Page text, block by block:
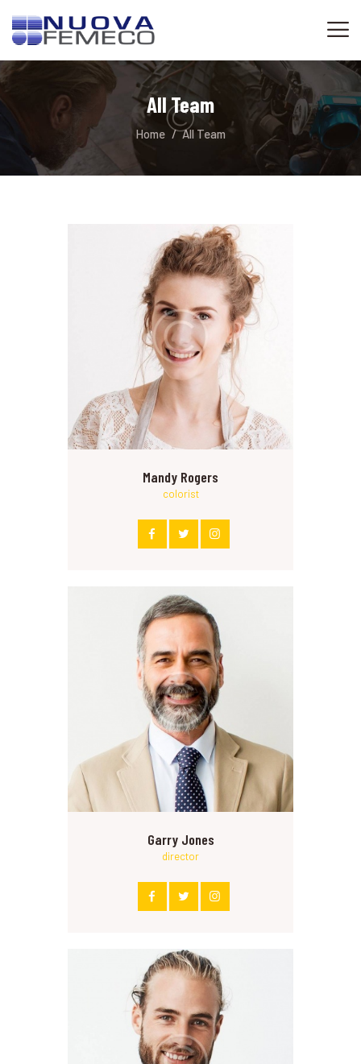
All Team
Home All Team
SERVIZI
CONTATTI
AUTORIZZAZIONI
Mandy Rogers
colorist
Garry Jones
director